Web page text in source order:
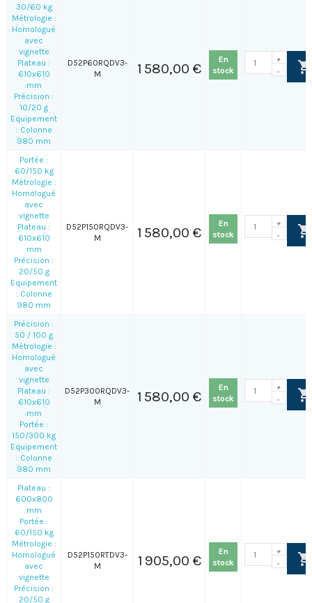
30/60 kg
Métrologie :
Homologué
avec
vignette
Plateau :
610x610
mm
Précision :
10/20 g
Equipement
: Colonne
980 mm
D52P60RQDV3-
M
1 580,00 €
En
stock
+
-
Portée :
60/150 kg
Métrologie :
Homologué
avec
vignette
Plateau :
610x610
mm
Précision :
20/50 g
Equipement
: Colonne
980 mm
D52P150RQDV3-
M
1 580,00 €
En
stock
+
-
Précision :
50 / 100 g
Métrologie :
Homologué
avec
vignette
Plateau :
610x610
mm
Portée :
150/300 kg
Equipement
: Colonne
980 mm
D52P300RQDV3-
M
1 580,00 €
En
stock
+
-
Plateau :
600x800
mm
Portée :
60/150 kg
Métrologie :
Homologué
avec
vignette
Précision :
20/50 g
D52P150RTDV3-
M
1 905,00 €
En
stock
+
-